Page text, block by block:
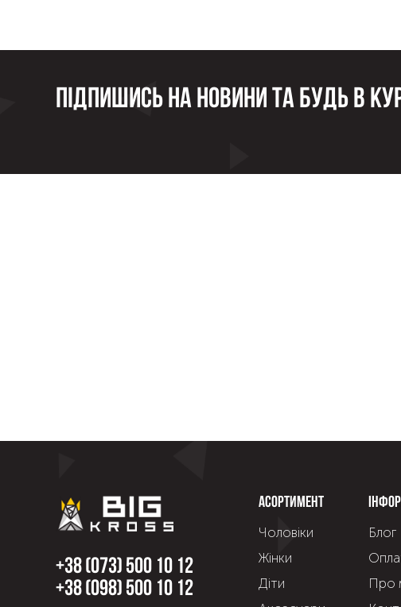
Підпишись на новини та будь в
+38 (073) 500 10 12
+38 (098) 500 10 12
Асортимент
Чоловіки
Жінки
Діти
Блог
Про